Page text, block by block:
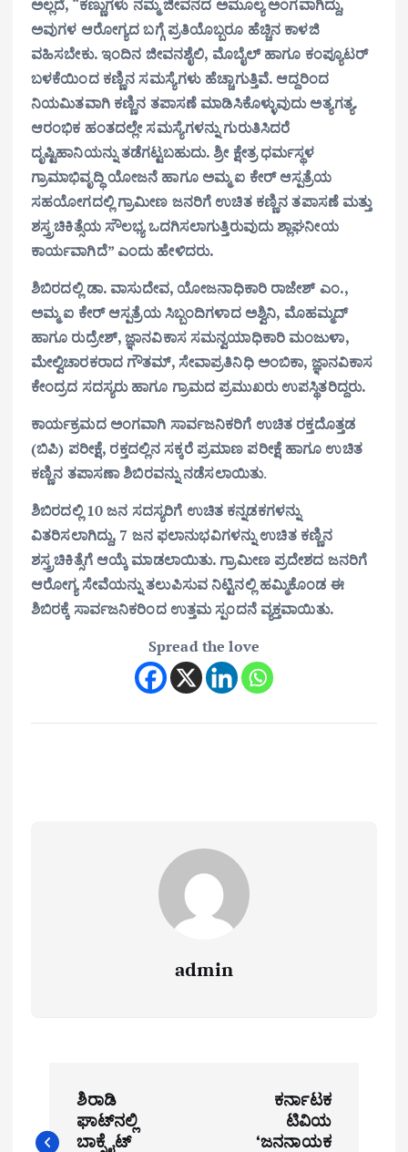
ಅಲ್ಲದೆ, “ಕಣ್ಣುಗಳು ನಮ್ಮ ಜೀವನದ ಅಮೂಲ್ಯ ಅಂಗವಾಗಿದ್ದು,
ಅವುಗಳ ಆರೋಗ್ಯದ ಬಗ್ಗೆ ಪ್ರತಿಯೊಬ್ಬರೂ ಹೆಚ್ಚಿನ ಕಾಳಜಿ
ವಹಿಸಬೇಕು. ಇಂದಿನ ಜೀವನಶೈಲಿ, ಮೊಬೈಲ್ ಹಾಗೂ ಕಂಪ್ಯೂಟರ್
ಬಳಕೆಯಿಂದ ಕಣ್ಣಿನ ಸಮಸ್ಯೆಗಳು ಹೆಚ್ಚಾಗುತ್ತಿವೆ. ಆದ್ದರಿಂದ
ನಿಯಮಿತವಾಗಿ ಕಣ್ಣಿನ ತಪಾಸಣೆ ಮಾಡಿಸಿಕೊಳ್ಳುವುದು ಅತ್ಯಗತ್ಯ.
ಆರಂಭಿಕ ಹಂತದಲ್ಲೇ ಸಮಸ್ಯೆಗಳನ್ನು ಗುರುತಿಸಿದರೆ
ದೃಷ್ಟಿಹಾನಿಯನ್ನು ತಡೆಗಟ್ಟಬಹುದು. ಶ್ರೀ ಕ್ಷೇತ್ರ ಧರ್ಮಸ್ಥಳ
ಗ್ರಾಮಾಭಿವೃದ್ಧಿ ಯೋಜನೆ ಹಾಗೂ ಅಮ್ಮ ಐ ಕೇರ್ ಆಸ್ಪತ್ರೆಯ
ಸಹಯೋಗದಲ್ಲಿ ಗ್ರಾಮೀಣ ಜನರಿಗೆ ಉಚಿತ ಕಣ್ಣಿನ ತಪಾಸಣೆ ಮತ್ತು
ಶಸ್ತ್ರಚಿಕಿತ್ಸೆಯ ಸೌಲಭ್ಯ ಒದಗಿಸಲಾಗುತ್ತಿರುವುದು ಶ್ಲಾಘನೀಯ
ಕಾರ್ಯವಾಗಿದೆ” ಎಂದು ಹೇಳಿದರು.
ಶಿಬಿರದಲ್ಲಿ ಡಾ. ವಾಸುದೇವ, ಯೋಜನಾಧಿಕಾರಿ ರಾಜೇಶ್ ಎಂ.,
ಅಮ್ಮ ಐ ಕೇರ್ ಆಸ್ಪತ್ರೆಯ ಸಿಬ್ಬಂದಿಗಳಾದ ಅಶ್ವಿನಿ, ಮೊಹಮ್ಮದ್
ಹಾಗೂ ರುದ್ರೇಶ್, ಜ್ಞಾನವಿಕಾಸ ಸಮನ್ವಯಾಧಿಕಾರಿ ಮಂಜುಳಾ,
ಮೇಲ್ವಿಚಾರಕರಾದ ಗೌತಮ್, ಸೇವಾಪ್ರತಿನಿಧಿ ಅಂಬಿಕಾ, ಜ್ಞಾನವಿಕಾಸ
ಕೇಂದ್ರದ ಸದಸ್ಯರು ಹಾಗೂ ಗ್ರಾಮದ ಪ್ರಮುಖರು ಉಪಸ್ಥಿತರಿದ್ದರು.
ಕಾರ್ಯಕ್ರಮದ ಅಂಗವಾಗಿ ಸಾರ್ವಜನಿಕರಿಗೆ ಉಚಿತ ರಕ್ತದೊತ್ತಡ
(ಬಿಪಿ) ಪರೀಕ್ಷೆ, ರಕ್ತದಲ್ಲಿನ ಸಕ್ಕರೆ ಪ್ರಮಾಣ ಪರೀಕ್ಷೆ ಹಾಗೂ ಉಚಿತ
ಕಣ್ಣಿನ ತಪಾಸಣಾ ಶಿಬಿರವನ್ನು ನಡೆಸಲಾಯಿತು.
ಶಿಬಿರದಲ್ಲಿ 10 ಜನ ಸದಸ್ಯರಿಗೆ ಉಚಿತ ಕನ್ನಡಕಗಳನ್ನು
ವಿತರಿಸಲಾಗಿದ್ದು, 7 ಜನ ಫಲಾನುಭವಿಗಳನ್ನು ಉಚಿತ ಕಣ್ಣಿನ
ಶಸ್ತ್ರಚಿಕಿತ್ಸೆಗೆ ಆಯ್ಕೆ ಮಾಡಲಾಯಿತು. ಗ್ರಾಮೀಣ ಪ್ರದೇಶದ ಜನರಿಗೆ
ಆರೋಗ್ಯ ಸೇವೆಯನ್ನು ತಲುಪಿಸುವ ನಿಟ್ಟಿನಲ್ಲಿ ಹಮ್ಮಿಕೊಂಡ ಈ
ಶಿಬಿರಕ್ಕೆ ಸಾರ್ವಜನಿಕರಿಂದ ಉತ್ತಮ ಸ್ಪಂದನೆ ವ್ಯಕ್ತವಾಯಿತು.
Spread the love
admin
ಶಿರಾಡಿ
ಘಾಟ್‌ನಲ್ಲಿ
ಬಾಕ್ಸೈಟ್
ಕರ್ನಾಟಕ
ಟಿವಿಯ
‘ಜನನಾಯಕ